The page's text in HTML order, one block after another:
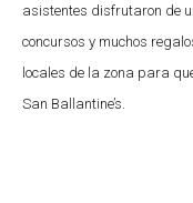
asistentes disfrutaron de
concursos y muchos
locales de la zona para
San Ballantine’s.